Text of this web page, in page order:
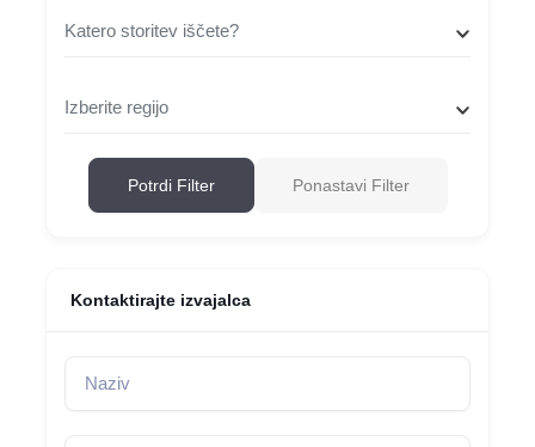
Katero storitev iščete?
Izberite regijo
Potrdi Filter Ponastavi Filter
Kontaktirajte izvajalca